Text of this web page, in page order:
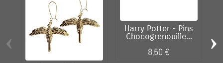
Harry Potter - Pins
Chocogrenouille...
8,50 €
‹ ›